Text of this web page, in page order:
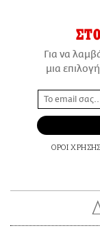
Για να
μια
ΟΡΟΙ ΧΡΗΣΗΣ